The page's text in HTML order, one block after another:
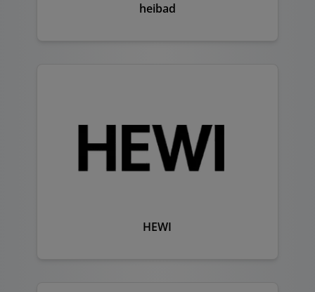
heibad
HEWI